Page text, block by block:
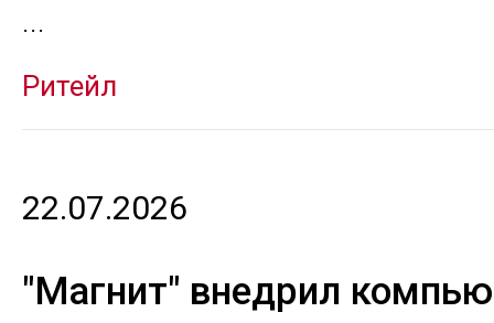
...
Ритейл
22.07.2026
"Магнит" внедрил